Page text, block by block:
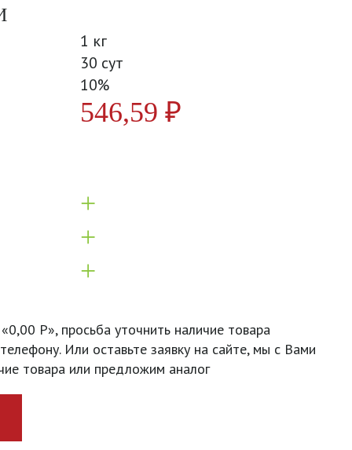
1 кг
30 сут
10%
546,59 ₽
+
+
+
Р», просьба уточнить наличие товара
Или оставьте заявку на сайте, мы с Вами
товара или предложим аналог